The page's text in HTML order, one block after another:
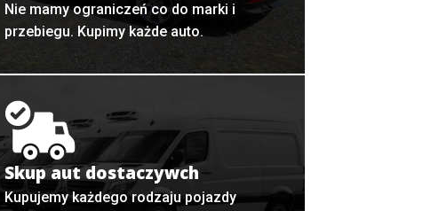
Nie mamy ograniczeń co do marki i
przebiegu. Kupimy każde auto.
Skup aut dostaczywch
Kupujemy każdego rodzaju pojazdy